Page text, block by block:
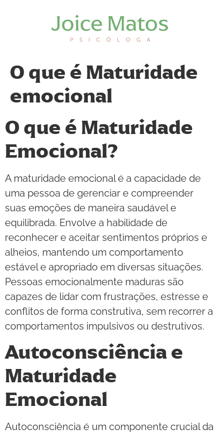
O que é Maturidade
emocional
O que é Maturidade
Emocional?
A maturidade emocional é a capacidade de
uma pessoa de gerenciar e compreender
suas emoções de maneira saudável e
equilibrada. Envolve a habilidade de
reconhecer e aceitar sentimentos próprios e
alheios, mantendo um comportamento
estável e apropriado em diversas situações.
Pessoas emocionalmente maduras são
capazes de lidar com frustrações, estresse e
conflitos de forma construtiva, sem recorrer a
comportamentos impulsivos ou destrutivos.
Autoconsciência e
Maturidade
Emocional
Autoconsciência é um componente crucial da